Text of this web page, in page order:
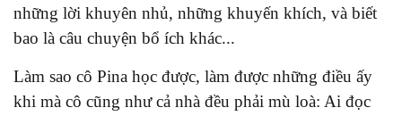
những lời khuyên nhủ, những khuyến khích, và biết
bao là câu chuyện bổ ích khác...
Làm sao cô Pina học được, làm được những điều ấy
khi mà cô cũng như cả nhà đều phải mù loà: Ai đọc